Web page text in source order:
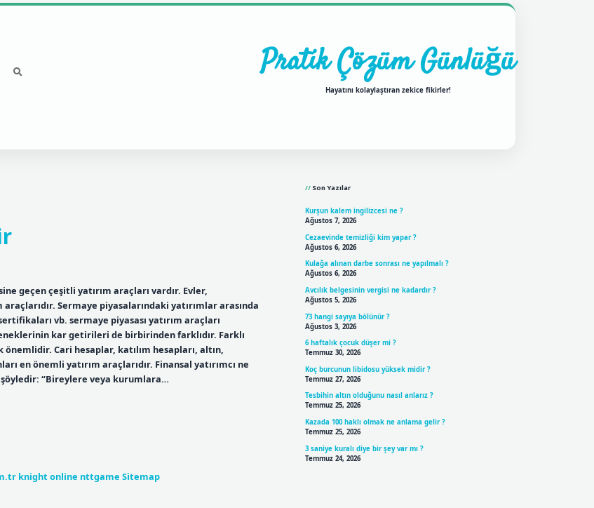
Pratik Çözüm Günlüğü
Hayatını kolaylaştıran zekice fikirler!
geçen çeşitli yatırım araçları vardır. Evler,
Sermaye piyasalarındaki yatırımlar arasında
vb. sermaye piyasası yatırım araçları
kar getirileri de birbirinden farklıdır. Farklı
önemlidir. Cari hesaplar, katılım hesapları, altın,
en önemli yatırım araçlarıdır. Finansal yatırımcı ne
şöyledir: “Bireylere veya kurumlara…
knight online nttgame Sitemap
Son Yazılar
Kurşun kalem ingilizcesi ne ?
Ağustos 7, 2026
Cezaevinde temizliği kim yapar ?
Ağustos 6, 2026
Kulağa alınan darbe sonrası ne yapılmalı ?
Ağustos 6, 2026
Avcılık belgesinin vergisi ne kadardır ?
Ağustos 5, 2026
73 hangi sayıya bölünür ?
Ağustos 3, 2026
6 haftalık çocuk düşer mi ?
Temmuz 30, 2026
Koç burcunun libidosu yüksek midir ?
Temmuz 27, 2026
Tesbihin altın olduğunu nasıl anlarız ?
Temmuz 25, 2026
Kazada 100 haklı olmak ne anlama gelir ?
Temmuz 25, 2026
3 saniye kuralı diye bir şey var mı ?
Temmuz 24, 2026